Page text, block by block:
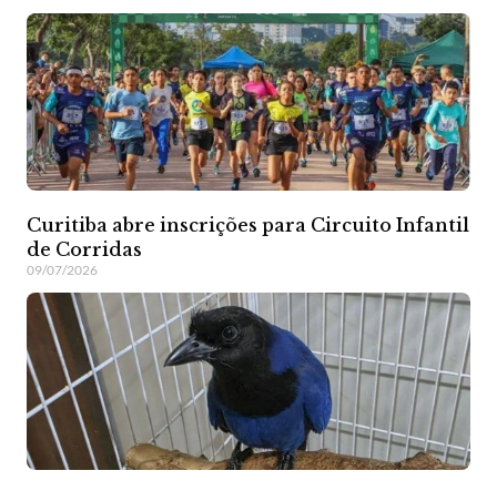
Curitiba abre inscrições para Circuito Infantil
de Corridas
09/07/2026